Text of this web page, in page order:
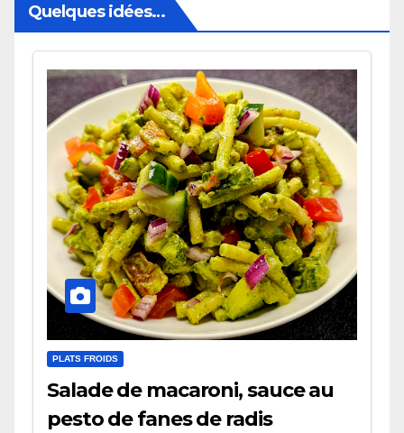
Quelques idées…
PLATS FROIDS
Salade de macaroni, sauce au
pesto de fanes de radis